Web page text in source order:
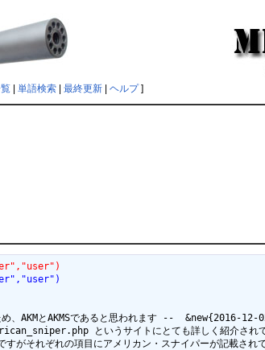
| 単語検索| 最終更新| ヘルプ]
め、AKMとAKMSであると思われます --
というサイトにとても詳しく紹介されて
7ですがそれぞれの項目にアメリカン・スナイパーが